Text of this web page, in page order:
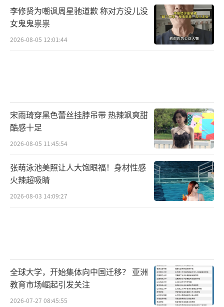
李修贤为嘲讽周星驰道歉 称对方没儿没
女鬼鬼祟祟
2026-08-05 12:01:44
宋雨琦穿黑色蕾丝挂脖吊带 热辣飒爽甜
酷感十足
2026-08-05 11:45:54
张萌泳池美照让人大饱眼福！身材性感
火辣超吸睛
2026-08-03 14:09:27
全球大学，开始集体向中国迁移？ 亚洲
教育市场崛起引发关注
2026-07-27 08:45:55